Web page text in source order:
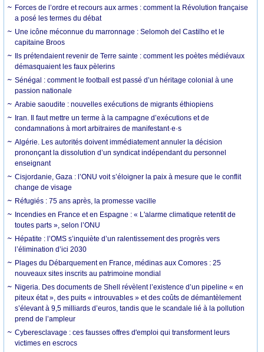
Forces de l’ordre et recours aux armes : comment la Révolution française
a posé les termes du débat
Une icône méconnue du marronnage : Selomoh del Castilho et le
capitaine Broos
Ils prétendaient revenir de Terre sainte : comment les poètes médiévaux
démasquaient les faux pèlerins
Sénégal : comment le football est passé d’un héritage colonial à une
passion nationale
Arabie saoudite : nouvelles exécutions de migrants éthiopiens
Iran. Il faut mettre un terme à la campagne d’exécutions et de
condamnations à mort arbitraires de manifestant·e·s
Algérie. Les autorités doivent immédiatement annuler la décision
prononçant la dissolution d’un syndicat indépendant du personnel
enseignant
Cisjordanie, Gaza : l’ONU voit s’éloigner la paix à mesure que le conflit
change de visage
Réfugiés : 75 ans après, la promesse vacille
Incendies en France et en Espagne : « L'alarme climatique retentit de
toutes parts », selon l’ONU
Hépatite : l’OMS s’inquiète d’un ralentissement des progrès vers
l’élimination d’ici 2030
Plages du Débarquement en France, médinas aux Comores : 25
nouveaux sites inscrits au patrimoine mondial
Nigeria. Des documents de Shell révèlent l’existence d’un pipeline « en
piteux état », des puits « introuvables » et des coûts de démantèlement
s’élevant à 9,5 milliards d’euros, tandis que le scandale lié à la pollution
prend de l’ampleur
Cyberesclavage : ces fausses offres d'emploi qui transforment leurs
victimes en escrocs